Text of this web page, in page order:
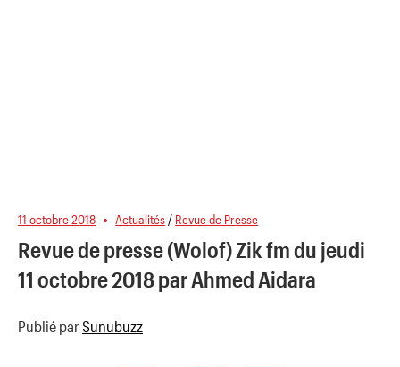
11 octobre 2018 Actualités / Revue de Presse
Revue de presse (Wolof) Zik fm du jeudi
11 octobre 2018 par Ahmed Aidara
Publié par Sunubuzz